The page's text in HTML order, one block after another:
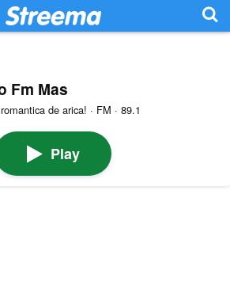
Fm Mas
de arica! · FM · 89.1
Play